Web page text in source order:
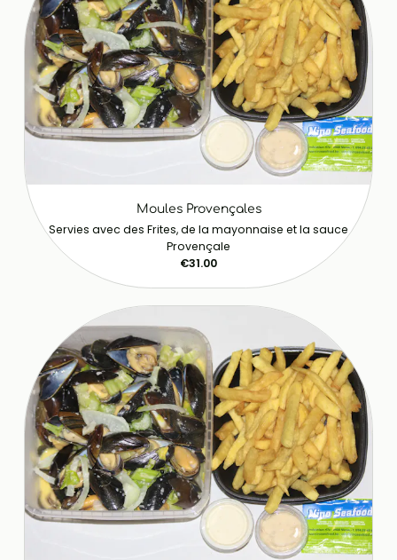
Moules Provençales
Servies avec des Frites, de la mayonnaise et la sauce
Provençale
€31.00